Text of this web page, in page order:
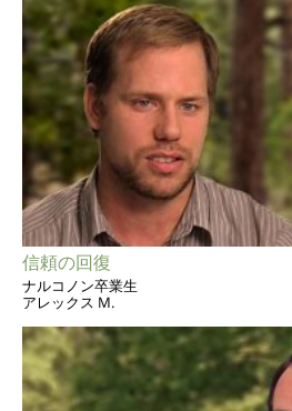
信頼の回復
ナルコノン卒業生
アレックス M.